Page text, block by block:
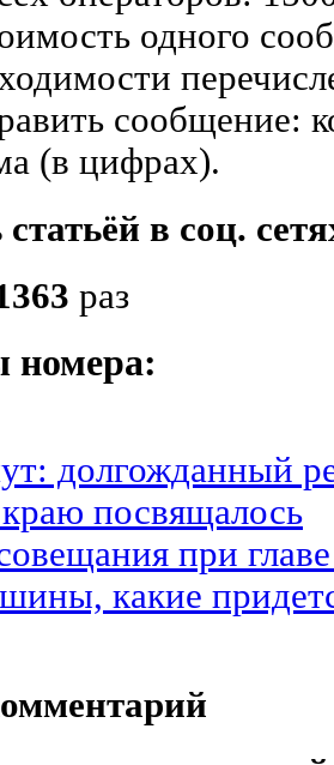
одного
сообщение:
(в цифрах).
в соц.
раз
номера:
долгожданный
посвящалось
при
какие